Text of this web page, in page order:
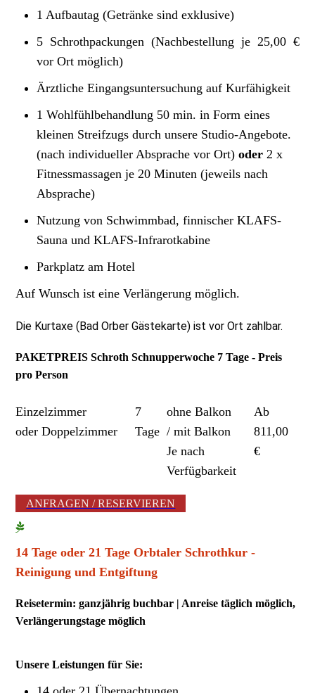
1 Aufbautag (Getränke sind exklusive)
5 Schrothpackungen (Nachbestellung je 25,00 €
vor Ort möglich)
Ärztliche Eingangsuntersuchung auf Kurfähigkeit
1 Wohlfühlbehandlung 50 min. in Form eines
kleinen Streifzugs durch unsere Studio-Angebote.
(nach individueller Absprache vor Ort)oder 2 x
Fitnessmassagen je 20 Minuten (jeweils nach
Absprache)
Nutzung von Schwimmbad, finnischer KLAFS-
Sauna und KLAFS-Infrarotkabine
Parkplatz am Hotel
Auf Wunsch ist eine Verlängerung möglich.
Die Kurtaxe (Bad Orber Gästekarte) ist vor Ort zahlbar.
PAKETPREIS Schroth Schnupperwoche 7 Tage - Preis
pro Person
Einzelzimmer
oderDoppelzimmer
7
Tage
ohne Balkon
/mit Balkon
Je nach
Verfügbarkeit
Ab
811,00
€
ANFRAGEN / RESERVIEREN
14 Tage oder 21 Tage Orbtaler Schrothkur -
Reinigung und Entgiftung
Reisetermin: ganzjährig buchbar | Anreise täglich möglich,
Verlängerungstage möglich
Unsere Leistungen für Sie: